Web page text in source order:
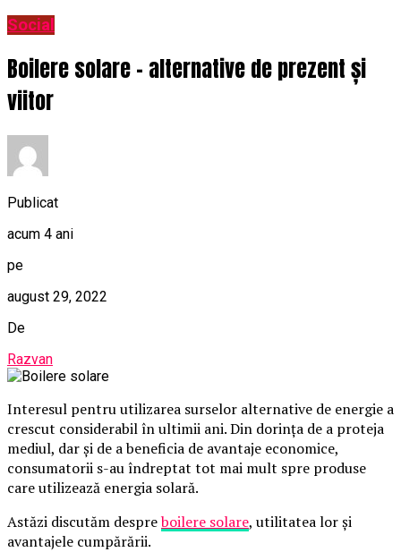
Social
Boilere solare – alternative de prezent și
viitor
Publicat
acum 4 ani
pe
august 29, 2022
De
Razvan
Interesul pentru utilizarea surselor alternative de energie a
crescut considerabil în ultimii ani. Din dorința de a proteja
mediul, dar și de a beneficia de avantaje economice,
consumatorii s-au îndreptat tot mai mult spre produse
care utilizează energia solară.
Astăzi discutăm despreboilere solare, utilitatea lor și
avantajele cumpărării.